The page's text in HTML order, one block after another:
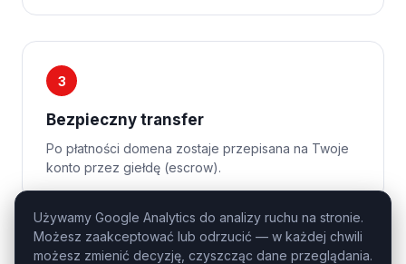
3
Bezpieczny transfer
Po płatności domena zostaje przepisana na Twoje
konto przez giełdę (escrow).
Używamy Google Analytics do analizy ruchu na stronie.
Możesz zaakceptować lub odrzucić — w każdej chwili
możesz zmienić decyzję, czyszcząc dane przeglądania.